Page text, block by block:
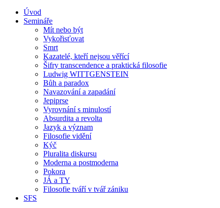
Úvod
Semináře
Mít nebo být
Vykořisťovat
Smrt
Kazatelé, kteří nejsou věřící
Šifry transcendence a praktická filosofie
Ludwig WITTGENSTEIN
Bůh a paradox
Navazování a zapadání
Jepiprse
Vyrovnání s minulostí
Absurdita a revolta
Jazyk a význam
Filosofie vidění
Kýč
Pluralita diskursu
Moderna a postmoderna
Pokora
JÁ a TY
Filosofie tváří v tvář zániku
SFS